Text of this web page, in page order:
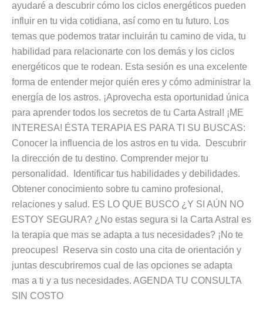
ayudaré a descubrir cómo los ciclos energéticos pueden
influir en tu vida cotidiana, así como en tu futuro. Los
temas que podemos tratar incluirán tu camino de vida, tu
habilidad para relacionarte con los demás y los ciclos
energéticos que te rodean. Esta sesión es una excelente
forma de entender mejor quién eres y cómo administrar la
energía de los astros. ¡Aprovecha esta oportunidad única
para aprender todos los secretos de tu Carta Astral! ¡ME
INTERESA! ÉSTA TERAPIA ES PARA TI SU BUSCAS:
Conocer la influencia de los astros en tu vida. Descubrir
la dirección de tu destino. Comprender mejor tu
personalidad. Identificar tus habilidades y debilidades.
Obtener conocimiento sobre tu camino profesional,
relaciones y salud. ES LO QUE BUSCO ¿Y SI AÚN NO
ESTOY SEGURA? ¿No estas segura si la Carta Astral es
la terapia que mas se adapta a tus necesidades? ¡No te
preocupes! Reserva sin costo una cita de orientación y
juntas descubriremos cual de las opciones se adapta
mas a ti y a tus necesidades. AGENDA TU CONSULTA
SIN COSTO